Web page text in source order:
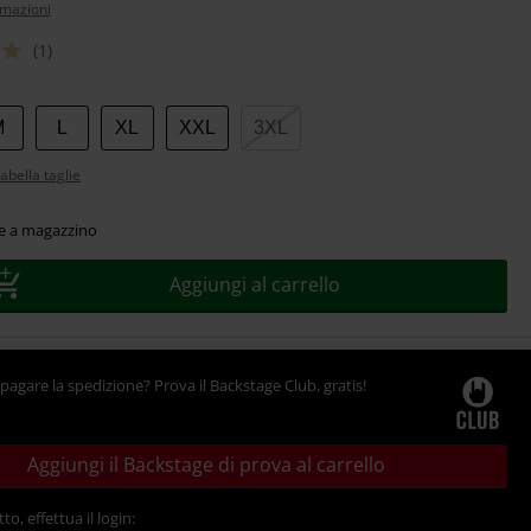
(1)
XL XXL 3XL
taglie
a magazzino
Aggiungi al carrello
la spedizione? Prova il Backstage Club, gratis!
Aggiungi il Backstage di prova al carrello
effettua il login: